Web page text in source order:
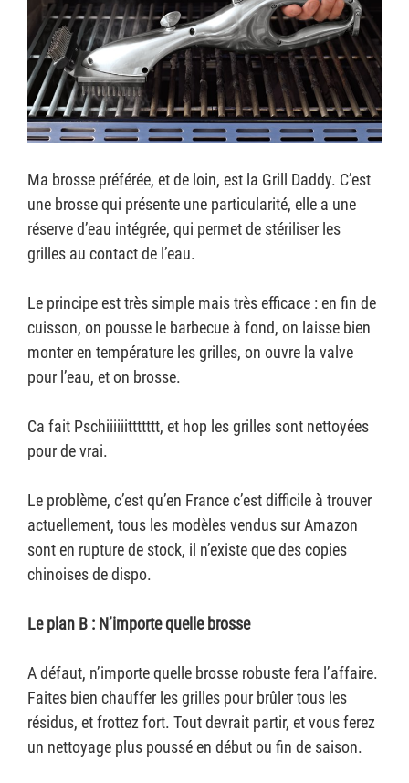
Ma brosse préférée, et de loin, est la Grill Daddy. C’est
une brosse qui présente une particularité, elle a une
réserve d’eau intégrée, qui permet de stériliser les
grilles au contact de l’eau.
Le principe est très simple mais très efficace : en fin de
cuisson, on pousse le barbecue à fond, on laisse bien
monter en température les grilles, on ouvre la valve
pour l’eau, et on brosse.
Ca fait Pschiiiiiittttttt, et hop les grilles sont nettoyées
pour de vrai.
Le problème, c’est qu’en France c’est difficile à trouver
actuellement, tous les modèles vendus sur Amazon
sont en rupture de stock, il n’existe que des copies
chinoises de dispo.
Le plan B : N’importe quelle brosse
A défaut, n’importe quelle brosse robuste fera l’affaire.
Faites bien chauffer les grilles pour brûler tous les
résidus, et frottez fort. Tout devrait partir, et vous ferez
un nettoyage plus poussé en début ou fin de saison.